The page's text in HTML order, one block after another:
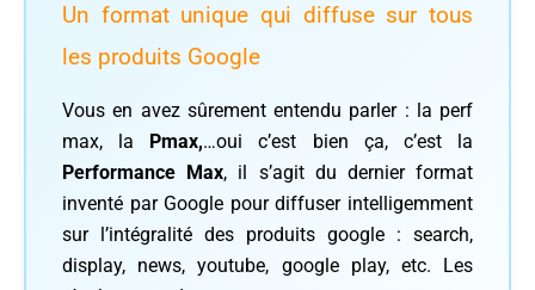
Un format unique qui diffuse sur tous
les produits Google
Vous en avez sûrement entendu parler : la perf
max, la
Pmax,…oui c’est bien ça, c’est la
Performance Max, il s’agit du dernier format
inventé par Google pour diffuser intelligemment
sur l’intégralité des produits google : search,
display, news, youtube, google play, etc. Les